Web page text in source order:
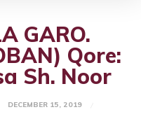
GARO.
Qore:
Sh. Noor
DECEMBER 15, 2019